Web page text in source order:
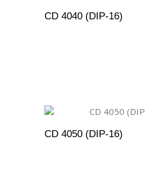
CD 4040 (DIP-16)
CD 4050 (DIP-16)